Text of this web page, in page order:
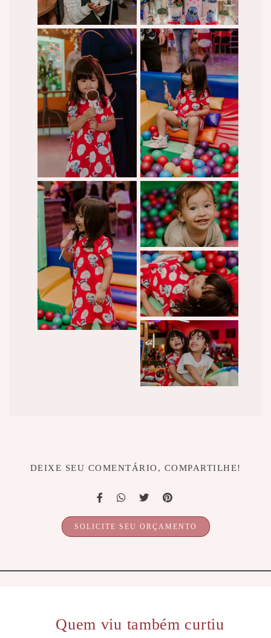
DEIXE SEU COMENTÁRIO, COMPARTILHE!
SOLICITE SEU ORÇAMENTO
Quem viu também curtiu